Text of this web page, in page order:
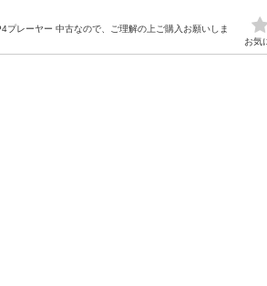
レーヤー 中古なので、ご理解の上ご購入お願いしま
お気